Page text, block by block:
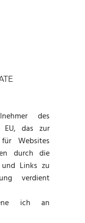
des
EU, das zur
Websites
durch die
und Links zu
verdient
ich an